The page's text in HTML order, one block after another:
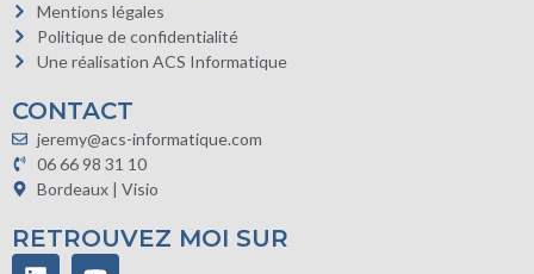
Mentions légales
Politique de confidentialité
Une réalisation ACS Informatique
CONTACT
jeremy@acs-informatique.com
06 66 98 31 10
Bordeaux | Visio
RETROUVEZ MOI SUR